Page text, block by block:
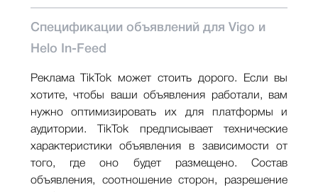
Спецификации объявлений для Vigo и
Helo In-Feed
Реклама TikTok может стоить дорого. Если вы
хотите, чтобы ваши объявления работали, вам
нужно оптимизировать их для платформы и
аудитории. TikTok предписывает технические
характеристики объявления в зависимости от
того, где оно будет размещено. Состав
объявления, соотношение сторон, разрешение